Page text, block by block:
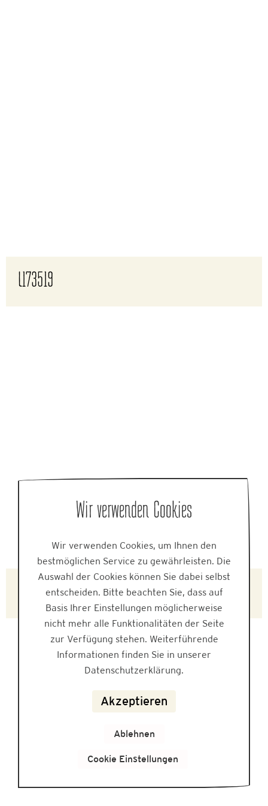
L173519
L173529
Wir verwenden Cookies
Wir verwenden Cookies, um Ihnen den
bestmöglichen Service zu gewährleisten. Die
Auswahl der Cookies können Sie dabei selbst
entscheiden. Bitte beachten Sie, dass auf
Basis Ihrer Einstellungen möglicherweise
nicht mehr alle Funktionalitäten der Seite
zur Verfügung stehen. Weiterführende
Informationen finden Sie in unserer
Datenschutzerklärung.
Akzeptieren
Ablehnen
Cookie Einstellungen